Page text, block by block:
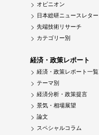
オピニオン
日本総研ニュースレター
先端技術リサーチ
カテゴリー別
経済・政策レポート
経済・政策レポート一覧
テーマ別
経済分析・政策提言
景気・相場展望
論文
スペシャルコラム